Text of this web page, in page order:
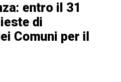
entro il 31
di
Comuni per il